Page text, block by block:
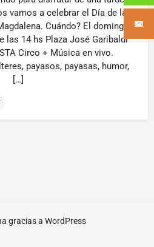
vamos a celebrar el Día de la
Cuándo? El domingo
las 14 hs Plaza José Garibaldi
Circo + Música en vivo.
payasos, payasas, humor,
[…]
gracias a WordPress